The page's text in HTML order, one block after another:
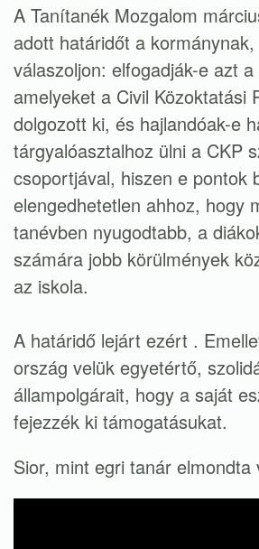
A Tanítanék Mozgalom
adott határidőt a
válaszoljon: elfogadják-e azt
amelyeket a Civil Közoktatási
dolgozott ki, és hajlandóak-e
tárgyalóasztalhoz ülni a CKP
csoportjával, hiszen e pontok
elengedhetetlen ahhoz, hogy
tanévben nyugodtabb, a
számára jobb körülmények
az iskola.
A határidő lejárt ezért .
ország velük egyetértő,
állampolgárait, hogy a saját
fejezzék ki támogatásukat.
Sior, mint egri tanár elmondta